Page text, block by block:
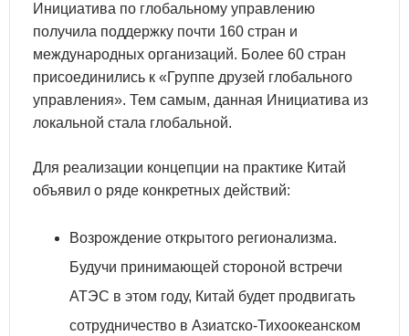
Инициатива по глобальному управлению
получила поддержку почти 160 стран и
международных организаций. Более 60 стран
присоединились к «Группе друзей глобального
управления». Тем самым, данная Инициатива из
локальной стала глобальной.
Для реализации концепции на практике Китай
объявил о ряде конкретных действий:
Возрождение открытого регионализма.
Будучи принимающей стороной встречи
АТЭС в этом году, Китай будет продвигать
сотрудничество в Азиатско-Тихоокеанском